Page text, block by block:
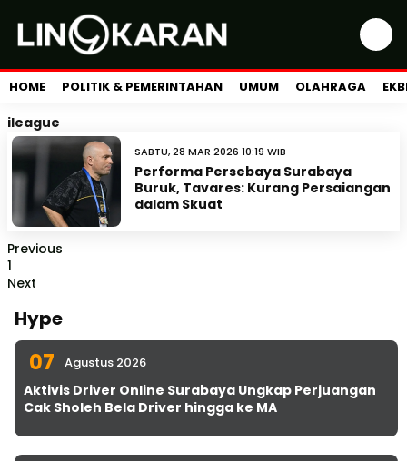
HOME POLITIK & PEMERINTAHAN UMUM OLAHRAGA
ileague
SABTU, 28 MAR 2026 10:19 WIB
Performa Persebaya Surabaya
Buruk, Tavares: Kurang Persaiangan
dalam Skuat
Previous
1
Next
Hype
07 Agustus 2026
Aktivis Driver Online Surabaya Ungkap Perjuangan
Cak Sholeh Bela Driver hingga ke MA